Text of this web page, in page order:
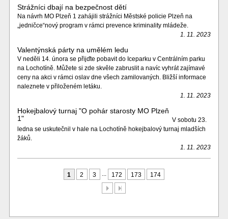
Strážníci dbají na bezpečnost dětí
Na návrh MO Plzeň 1 zahájili strážníci Městské policie Plzeň na
„jedničce“nový program v rámci prevence kriminality mládeže.
1. 11. 2023
Valentýnská párty na umělém ledu
V neděli 14. února se přijďte pobavit do Iceparku v Centrálním parku
na Lochotíně. Můžete si zde skvěle zabruslit a navíc vyhrát zajímavé
ceny na akci v rámci oslav dne všech zamilovaných. Bližší informace
naleznete v přiloženém letáku.
1. 11. 2023
Hokejbalový turnaj "O pohár starosty MO Plzeň
1"
V sobotu 23.
ledna se uskutečnil v hale na Lochotíně hokejbalový turnaj mladších
žáků.
1. 11. 2023
1 2 3 ... 172 173
174
DalšíPoslední